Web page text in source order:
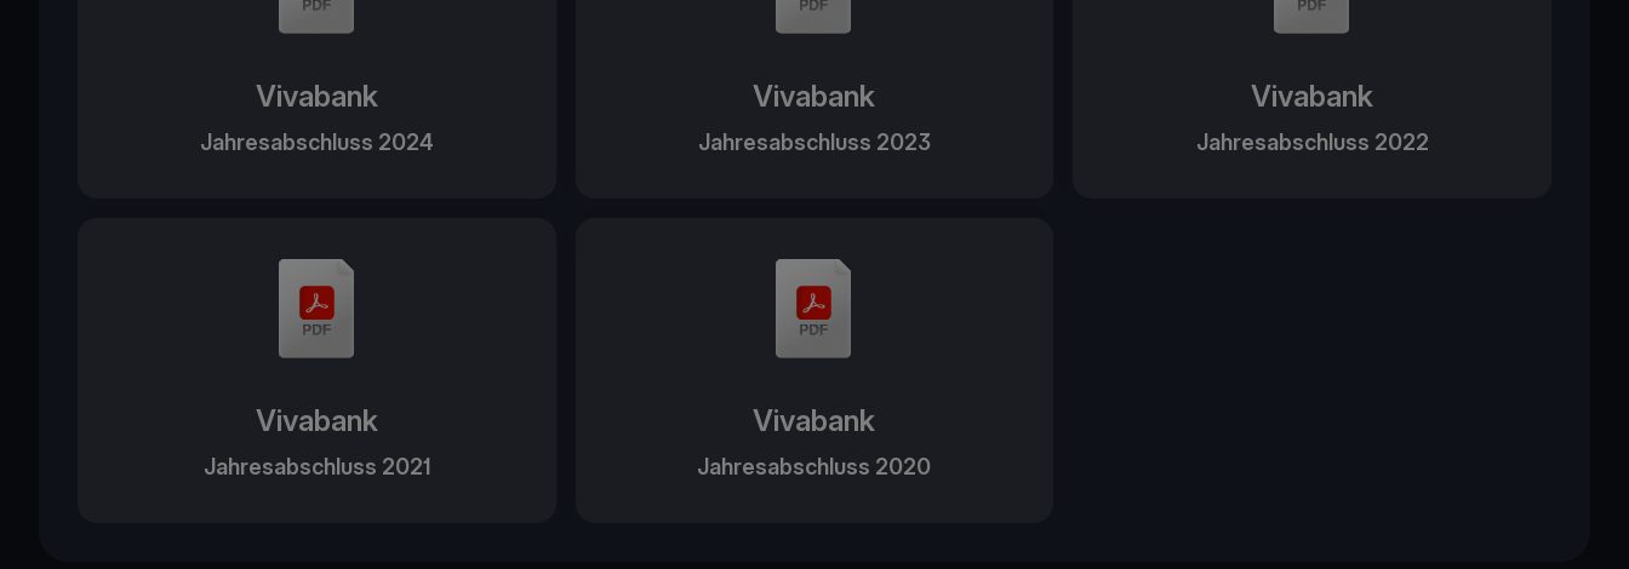
Vivabank
Jahresabschluss 2024
Vivabank
Jahresabschluss 2023
Vivabank
Jahresabschluss 2022
Vivabank
Jahresabschluss 2021
Vivabank
Jahresabschluss 2020